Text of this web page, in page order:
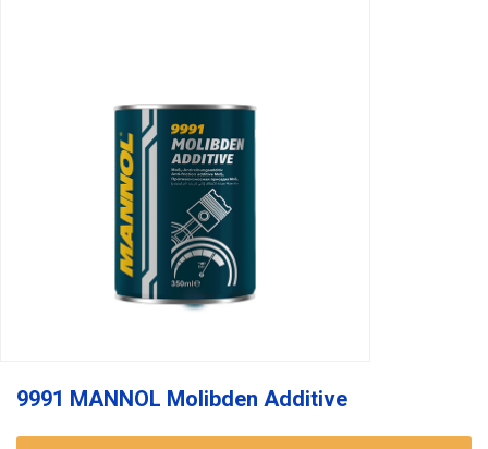
9991 MANNOL Molibden Additive